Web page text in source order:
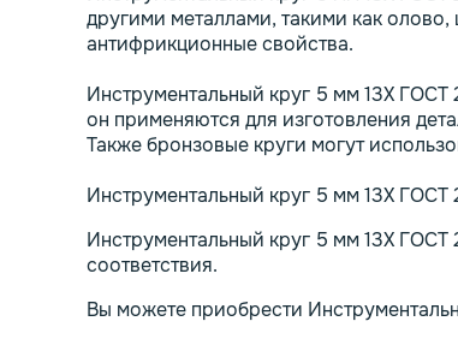
другими металлами, такими как
антифрикционные свойства.
Инструментальный круг 5 мм 13Х
он применяются для изготовления
Также бронзовые круги могут
Инструментальный круг 5 мм 13Х
Инструментальный круг 5 мм 13Х ГОСТ
соответствия.
Вы можете приобрести